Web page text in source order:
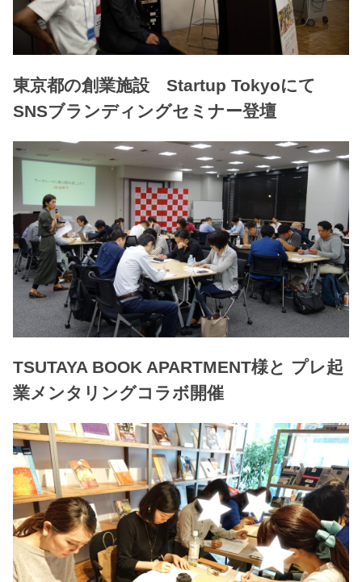
東京都の創業施設 Startup Tokyoにて
SNSブランディングセミナー登壇
TSUTAYA BOOK APARTMENT様と プレ起
業メンタリングコラボ開催